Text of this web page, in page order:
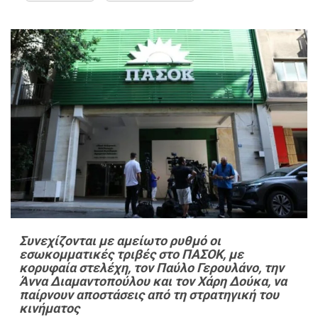
Συνεχίζονται με αμείωτο ρυθμό οι
εσωκομματικές τριβές στο ΠΑΣΟΚ, με
κορυφαία στελέχη, τον Παύλο Γερουλάνο, την
Άννα Διαμαντοπούλου και τον Χάρη Δούκα, να
παίρνουν αποστάσεις από τη στρατηγική του
κινήματος